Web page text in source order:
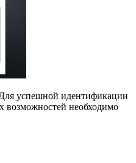
успешной идентификации
необходимо